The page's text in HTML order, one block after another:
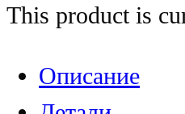
This product is
Описание